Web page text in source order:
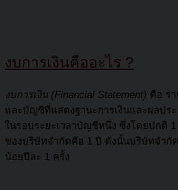
งบการเงินคืออะไร ?
งบการเงิน (Financial Statement) คือ รา
และบัญชีที่แสดงฐานะการเงินและผลปร
ในรอบระยะเวลาบัญชีหนึ่ง ซึ่งโดยปกติ
ของบริษัทจำกัดคือ 1 ปี ดังนั้นบริษัทจำกั
น้อยปีละ 1 ครั้ง